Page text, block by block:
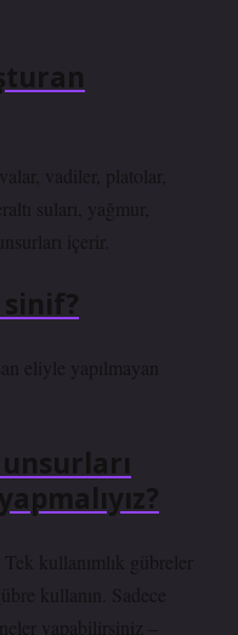
vadiler, platolar,
suları, yağmur,
içerir.
eliyle yapılmayan
kullanımlık gübreler
kullanın. Sadece
yapabilirsiniz –